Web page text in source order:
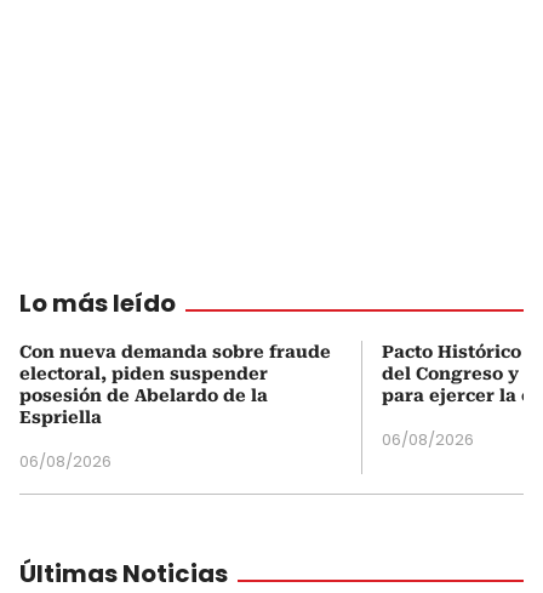
Lo más leído
Con nueva demanda sobre fraude
electoral, piden suspender
posesión de Abelardo de la
Espriella
06/08/2026
Pacto Histórico
del Congreso y
para ejercer la
06/08/2026
Últimas Noticias